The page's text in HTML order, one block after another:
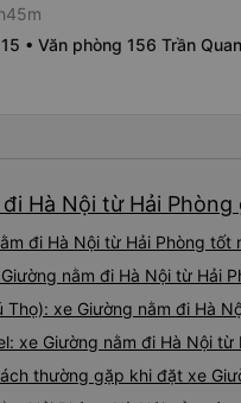
• Văn phòng 156 Trần
Hà Nội từ Hải
đi Hà Nội từ Hải Phòng
nằm đi Hà Nội từ Hải
Thọ): xe Giường nằm đi Hà
xe Giường nằm đi Hà Nội
thường gặp khi đặt xe